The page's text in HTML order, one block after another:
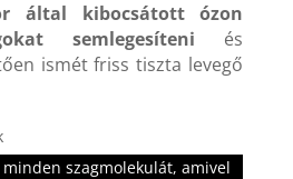
által kibocsátott ózon
semlegesíteni és
ismét friss tiszta levegő
szagmolekulát, amivel